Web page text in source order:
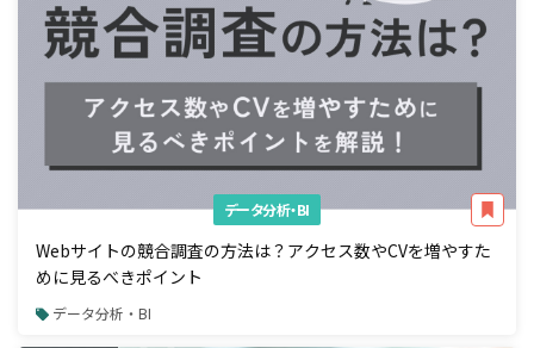
データ分析・BI
Webサイトの競合調査の方法は？アクセス数やCVを増やすた
めに見るべきポイント
データ分析・BI